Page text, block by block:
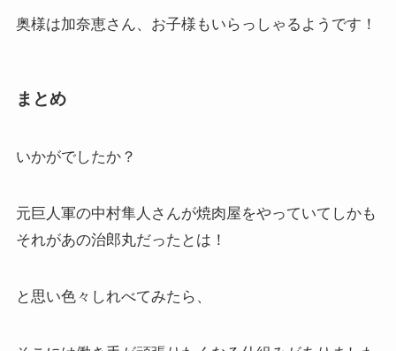
奥様は加奈恵さん、お子様もいらっしゃるようです！
まとめ
いかがでしたか？
元巨人軍の中村隼人さんが焼肉屋をやっていてしかも
それがあの治郎丸だったとは！
と思い色々しれべてみたら、